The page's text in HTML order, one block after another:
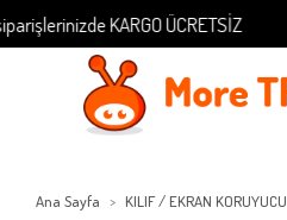
KARGO ÜCRETSİZ
Ana Sayfa KILIF / EKRAN KORUYUCU